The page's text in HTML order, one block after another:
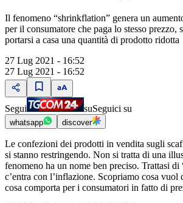
Il fenomeno “shrinkflation” genera un
per il consumatore che paga lo stesso prezzo,
portarsi a casa una quantità di prodotto ridotta
27 Lug 2021 - 16:52
27 Lug 2021 - 16:52
Segui suSeguici su
whatsapp discover
Le confezioni dei prodotti in vendita sugli
si stanno restringendo. Non si tratta di una
fenomeno ha un nome ben preciso. Trattasi di
c’entra con l’inflazione. Scopriamo cosa vuol
cosa comporta per i consumatori in fatto di